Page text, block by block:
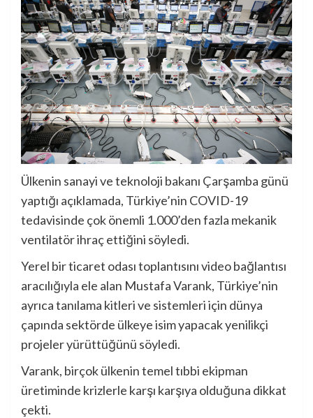
Ülkenin sanayi ve teknoloji bakanı Çarşamba günü
yaptığı açıklamada, Türkiye’nin COVID-19
tedavisinde çok önemli 1.000’den fazla mekanik
ventilatör ihraç ettiğini söyledi.
Yerel bir ticaret odası toplantısını video bağlantısı
aracılığıyla ele alan Mustafa Varank, Türkiye’nin
ayrıca tanılama kitleri ve sistemleri için dünya
çapında sektörde ülkeye isim yapacak yenilikçi
projeler yürüttüğünü söyledi.
Varank, birçok ülkenin temel tıbbi ekipman
üretiminde krizlerle karşı karşıya olduğuna dikkat
çekti.